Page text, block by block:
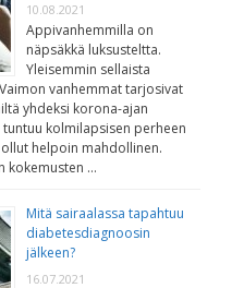
10.08.2021
Appivanhemmilla on
näpsäkkä luksusteltta.
Yleisemmin sellaista
vanhemmat tarjosivat
yhdeksi korona-ajan
kolmilapsisen perheen
helpoin mahdollinen.
kokemusten …
Mitä sairaalassa tapahtuu
diabetesdiagnoosin
jälkeen?
16.07.2021